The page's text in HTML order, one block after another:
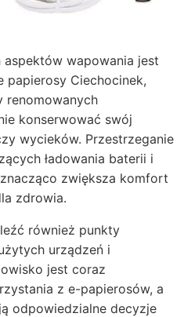
wapowania jest
papierosy Ciechocinek,
renomowanych
konserwować swój
wycieków. Przestrzeganie
ładowania baterii i
zwiększa komfort
zdrowia.
również punkty
urządzeń i
jest coraz
z e-papierosów, a
odpowiedzialne decyzje